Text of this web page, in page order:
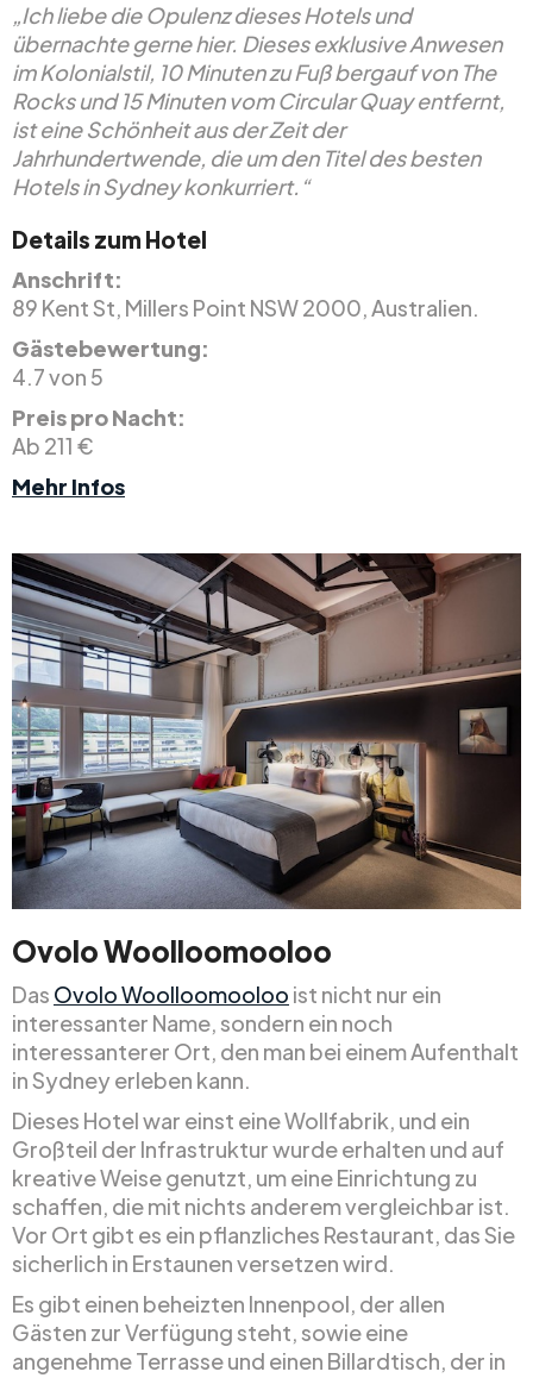
„Ich liebe die Opulenz dieses Hotels und
übernachte gerne hier. Dieses exklusive Anwesen
im Kolonialstil, 10 Minuten zu Fuß bergauf von The
Rocks und 15 Minuten vom Circular Quay entfernt,
ist eine Schönheit aus der Zeit der
Jahrhundertwende, die um den Titel des besten
Hotels in Sydney konkurriert.“
Details zum Hotel
Anschrift:
89 Kent St, Millers Point NSW 2000, Australien.
Gästebewertung:
4.7 von 5
Preis pro Nacht:
Ab 211 €
Mehr Infos
Ovolo Woolloomooloo
Das Ovolo Woolloomooloo ist nicht nur ein
interessanter Name, sondern ein noch
interessanterer Ort, den man bei einem Aufenthalt
in Sydney erleben kann.
Dieses Hotel war einst eine Wollfabrik, und ein
Großteil der Infrastruktur wurde erhalten und auf
kreative Weise genutzt, um eine Einrichtung zu
schaffen, die mit nichts anderem vergleichbar ist.
Vor Ort gibt es ein pflanzliches Restaurant, das Sie
sicherlich in Erstaunen versetzen wird.
Es gibt einen beheizten Innenpool, der allen
Gästen zur Verfügung steht, sowie eine
angenehme Terrasse und einen Billardtisch, der in